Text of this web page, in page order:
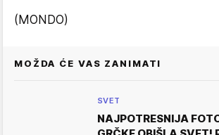
(MONDO)
MOŽDA ĆE VAS ZANIMATI
SVET
NAJPOTRESNIJA